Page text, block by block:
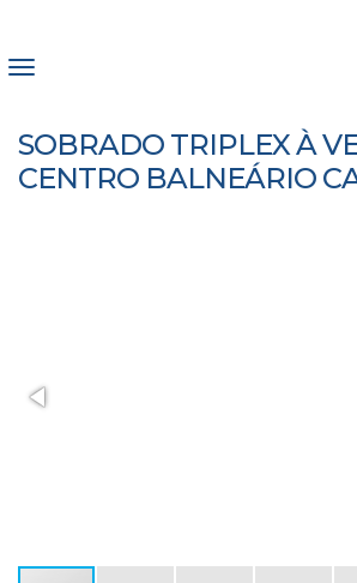
SOBRADO TRIPLEX À
CENTRO BALNEÁRIO